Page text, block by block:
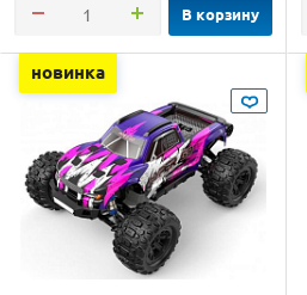
В корзину
новинка